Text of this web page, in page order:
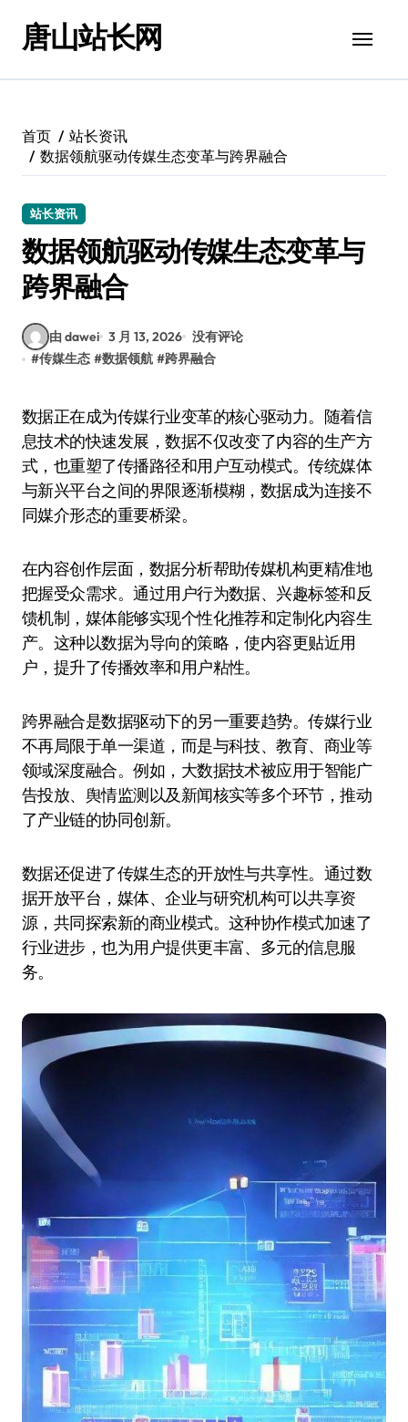
唐山站长网
首页
站长资讯
数据领航驱动传媒生态变革与跨界融合
站长资讯
数据领航驱动传媒生态变革与
跨界融合
由 dawei 3 月 13, 2026 没有评论
#传媒生态 #数据领航 #跨界融合
数据正在成为传媒行业变革的核心驱动力。随着信
息技术的快速发展，数据不仅改变了内容的生产方
式，也重塑了传播路径和用户互动模式。传统媒体
与新兴平台之间的界限逐渐模糊，数据成为连接不
同媒介形态的重要桥梁。
在内容创作层面，数据分析帮助传媒机构更精准地
把握受众需求。通过用户行为数据、兴趣标签和反
馈机制，媒体能够实现个性化推荐和定制化内容生
产。这种以数据为导向的策略，使内容更贴近用
户，提升了传播效率和用户粘性。
跨界融合是数据驱动下的另一重要趋势。传媒行业
不再局限于单一渠道，而是与科技、教育、商业等
领域深度融合。例如，大数据技术被应用于智能广
告投放、舆情监测以及新闻核实等多个环节，推动
了产业链的协同创新。
数据还促进了传媒生态的开放性与共享性。通过数
据开放平台，媒体、企业与研究机构可以共享资
源，共同探索新的商业模式。这种协作模式加速了
行业进步，也为用户提供更丰富、多元的信息服
务。